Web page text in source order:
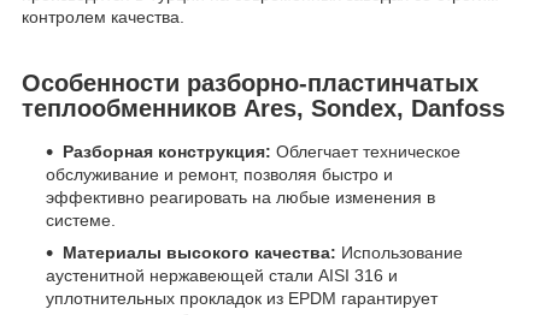
контролем качества.
Особенности разборно-пластинчатых
теплообменников Ares, Sondex, Danfoss
Разборная конструкция: Облегчает техническое
обслуживание и ремонт, позволяя быстро и
эффективно реагировать на любые изменения в
системе.
Материалы высокого качества: Использование
аустенитной нержавеющей стали AISI 316 и
уплотнительных прокладок из EPDM гарантирует